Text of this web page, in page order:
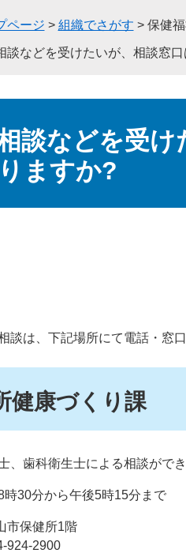
ページ > 組織でさがす > 保健
談などを受けたいが、相談窓
談などを受け
ますか?
談は、下記場所にて電話・窓
健康づくり課
、歯科衛生士による相談ができ
30分から午後5時15分まで
市保健所1階
924-2900